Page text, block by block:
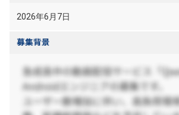
2026年6月7日